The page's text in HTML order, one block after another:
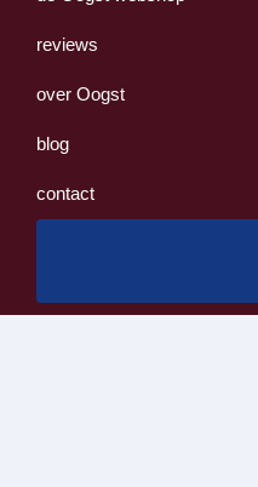
reviews
over Oogst
blog
contact